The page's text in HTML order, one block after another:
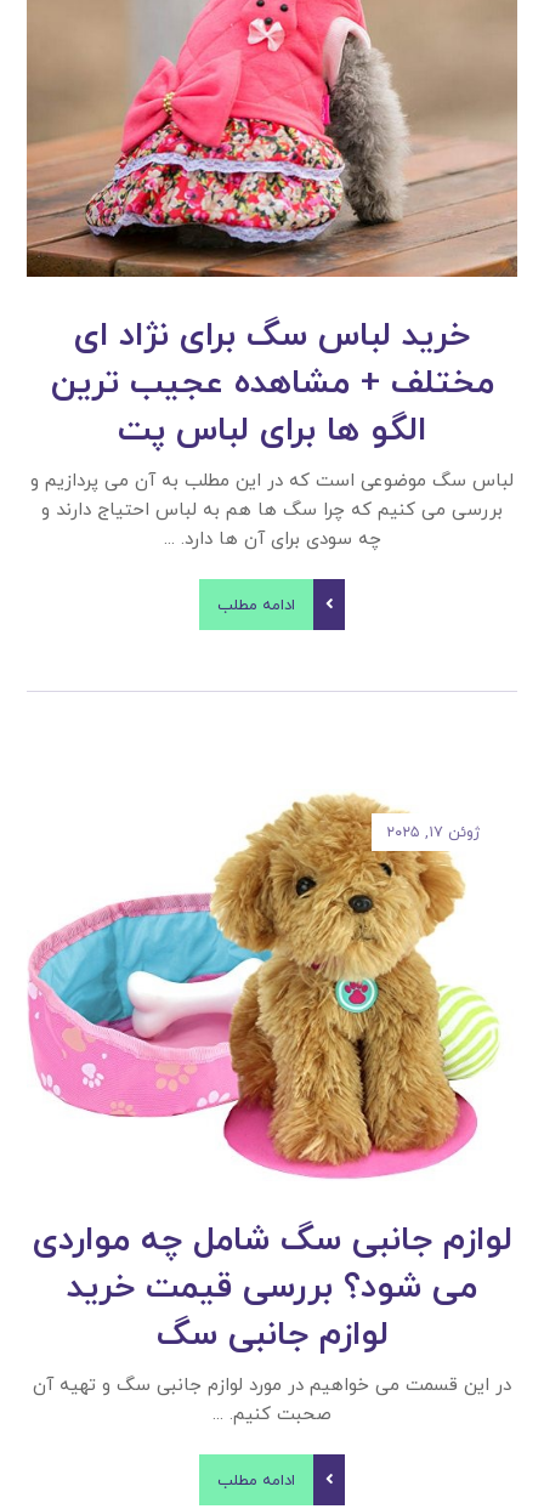
خرید لباس سگ برای نژاد ای
مختلف + مشاهده عجیب ترین
الگو ها برای لباس پت
لباس سگ موضوعی است که در این مطلب به آن می پردازیم و
بررسی می کنیم که چرا سگ ها هم به لباس احتیاج دارند و
چه سودی برای آن ها دارد. ...
ادامه مطلب
لوازم جانبی سگ شامل چه مواردی
می شود؟ بررسی قیمت خرید
لوازم جانبی سگ
ژوئن ۱۷, ۲۰۲۵
در این قسمت می خواهیم در مورد لوازم جانبی سگ و تهیه آن
صحبت کنیم. ...
ادامه مطلب